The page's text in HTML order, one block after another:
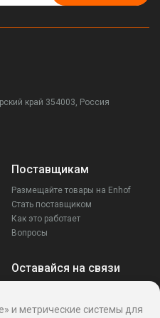
край 354003, Россия
Поставщикам
Размещайте товары на Enhof
Стать поставщиком
Как это работает
Вопросы
Оставайся на связи
и метрические системы для